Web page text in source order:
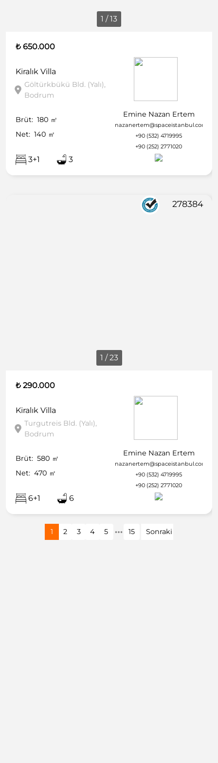
1 / 13
₺ 650.000
Kiralık Villa
Göltürkbükü Bld. (Yalı),
Bodrum
Brüt: 180 ㎡
Net: 140 ㎡
3+1 3
Emine Nazan Ertem
nazanertem@spaceistanbul.com
+90 (532) 4719995
+90 (252) 2771020
1 / 23
278384
₺ 290.000
Kiralık Villa
Turgutreis Bld. (Yalı),
Bodrum
Brüt: 580 ㎡
Net: 470 ㎡
6+1 6
Emine Nazan Ertem
nazanertem@spaceistanbul.com
+90 (532) 4719995
+90 (252) 2771020
1 2 3 4 5 15 Sonraki